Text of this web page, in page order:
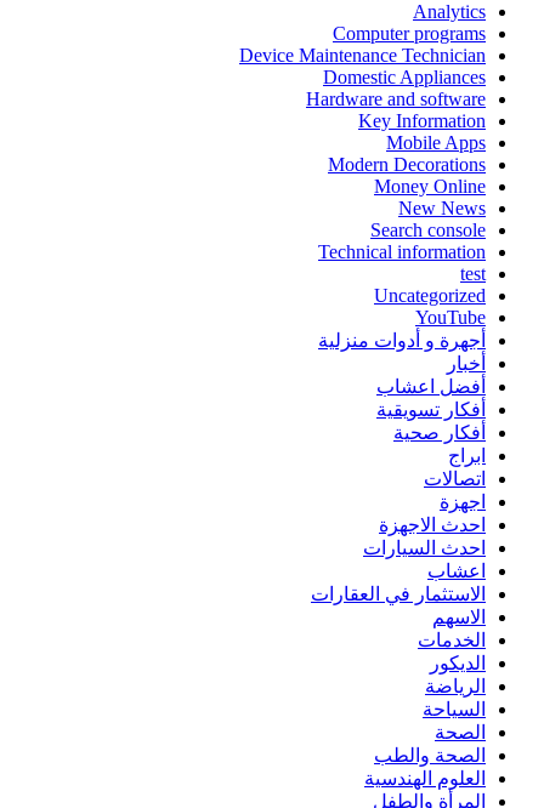
Analytics
Computer programs
Device Maintenance Technician
Domestic Appliances
Hardware and software
Key Information
Mobile Apps
Modern Decorations
Money Online
New News
Search console
Technical information
test
Uncategorized
YouTube
أجهرة و أدوات منزلية
أخبار
أفضل اعشاب
أفكار تسويقية
أفكار صحية
ابراج
اتصالات
اجهزة
احدث الاجهزة
احدث السيارات
اعشاب
الاستثمار في العقارات
الاسهم
الخدمات
الديكور
الرياضة
السياحة
الصحة
الصحة والطب
العلوم الهندسية
المرأة والطفل